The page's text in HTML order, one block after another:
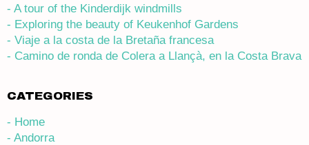
- A tour of the Kinderdijk windmills
- Exploring the beauty of Keukenhof Gardens
- Viaje a la costa de la Bretaña francesa
- Camino de ronda de Colera a Llançà, en la Costa Brava
CATEGORIES
- Home
- Andorra